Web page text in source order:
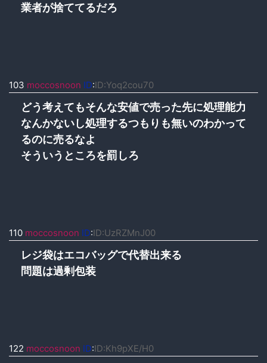
業者が捨ててるだろ
103 moccosnoon ID:ID:Yoq2cou70
どう考えてもそんな安値で売った先に処理能力
なんかないし処理するつもりも無いのわかって
るのに売るなよ
そういうところを罰しろ
110 moccosnoon ID:ID:UzRZMnJ00
レジ袋はエコバッグで代替出来る
問題は過剰包装
122 moccosnoon ID:ID:Kh9pXE/H0